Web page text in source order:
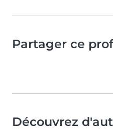
Partager ce
Découvrez